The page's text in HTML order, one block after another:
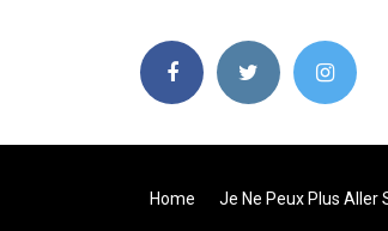
Home Je Ne Peux Plus Aller